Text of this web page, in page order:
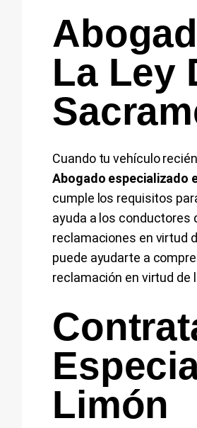
La Ley
Cuando tu vehículo
Abogado especializado
cumple los requisitos
ayuda a los conductores
reclamaciones en virtud
puede ayudarte a
reclamación en virtud de
Limón